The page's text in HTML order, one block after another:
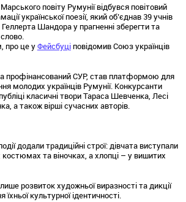
повіту Румунії відбувся повітовий
української поезії, який об’єднав 39 учнів
Шандора у прагненні зберегти та
про це уФейсбуціповідомив Союз українців
профінансований СУР, став платформою для
молодих українців Румунії. Конкурсанти
класичні твори Тараса Шевченка, Лесі
а також вірші сучасних авторів.
додали традиційні строї: дівчата виступали
костюмах та віночках, а хлопці – у вишитих
розвиток художньої виразності та дикції
культурної ідентичності.